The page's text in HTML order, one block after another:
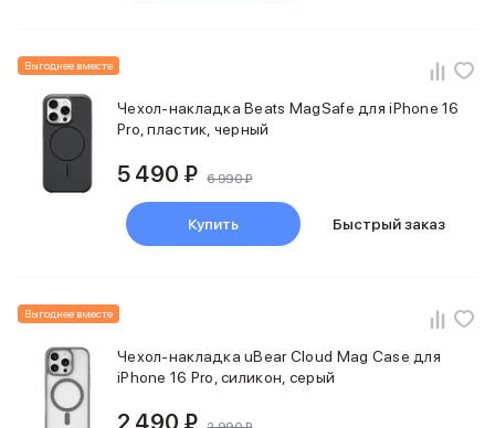
Huawei
Ray-Ban
Баннер гарантия
Баннер ПВЗ
Баннер доставка
Выгоднее вместе
Чехол-накладка Beats MagSafe для iPhone 16
Pro, пластик, черный
5 490 ₽ 6 990 ₽
Купить Быстрый заказ
Выгоднее вместе
Чехол-накладка uBear Cloud Mag Case для
iPhone 16 Pro, силикон, серый
2 490 ₽